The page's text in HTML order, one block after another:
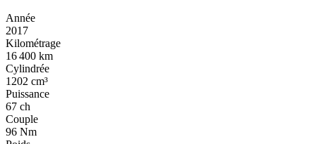
Année
2017
Kilométrage
16 400 km
Cylindrée
1202 cm³
Puissance
67 ch
Couple
96 Nm